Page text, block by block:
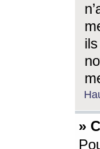
»